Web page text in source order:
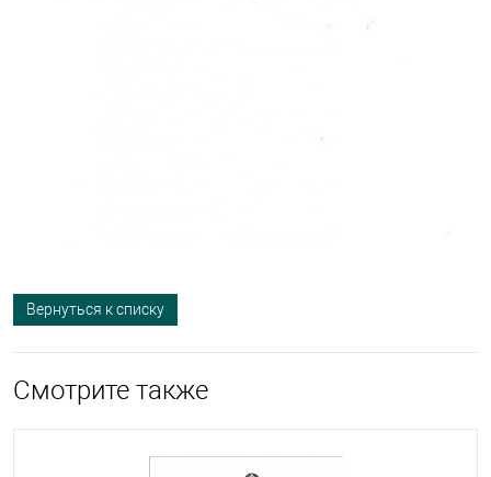
Вернуться к списку
Смотрите также